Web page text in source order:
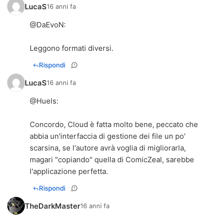
LucaS16 anni fa
@DaEvoN:
Leggono formati diversi.
Rispondi
LucaS16 anni fa
@Huels:
Concordo, Cloud è fatta molto bene, peccato che
abbia un'interfaccia di gestione dei file un po'
scarsina, se l'autore avrà voglia di migliorarla,
magari "copiando" quella di ComicZeal, sarebbe
l'applicazione perfetta.
Rispondi
TheDarkMaster16 anni fa